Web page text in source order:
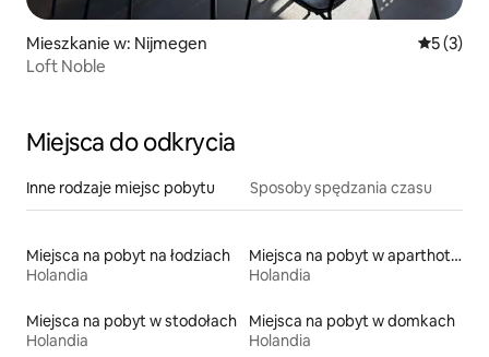
Mieszkanie w: Nijmegen Średnia
5 (3)
Loft Noble
Miejsca do odkrycia
Inne rodzaje miejsc pobytu Sposoby spędzania czasu
Miejsca na pobyt na łodziach
Holandia
Miejsca na pobyt w aparthotelach
Holandia
Miejsca na pobyt w stodołach
Holandia
Miejsca na pobyt w domkach
Holandia